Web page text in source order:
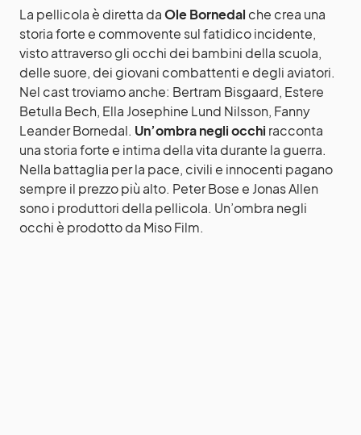
La pellicola è diretta daOle Bornedal che crea una
storia forte e commovente sul fatidico incidente,
visto attraverso gli occhi dei bambini della scuola,
delle suore, dei giovani combattenti e degli aviatori.
Nel cast troviamo anche: Bertram Bisgaard, Estere
Betulla Bech, Ella Josephine Lund Nilsson, Fanny
Leander Bornedal. Un’ombra negli occhi racconta
una storia forte e intima della vita durante la guerra.
Nella battaglia per la pace, civili e innocenti pagano
sempre il prezzo più alto. Peter Bose e Jonas Allen
sono i produttori della pellicola. Un’ombra negli
occhi è prodotto da Miso Film.